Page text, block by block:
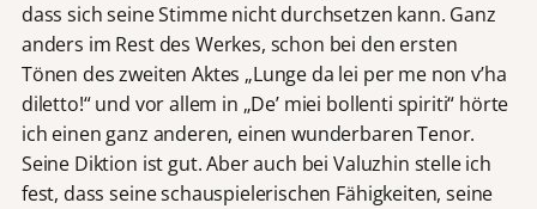
dass sich seine Stimme nicht durchsetzen kann. Ganz
anders im Rest des Werkes, schon bei den ersten
Tönen des zweiten Aktes „Lunge da lei per me non v’ha
diletto!“ und vor allem in „De’ miei bollenti spiriti“ hörte
ich einen ganz anderen, einen wunderbaren Tenor.
Seine Diktion ist gut. Aber auch bei Valuzhin stelle ich
fest, dass seine schauspielerischen Fähigkeiten, seine